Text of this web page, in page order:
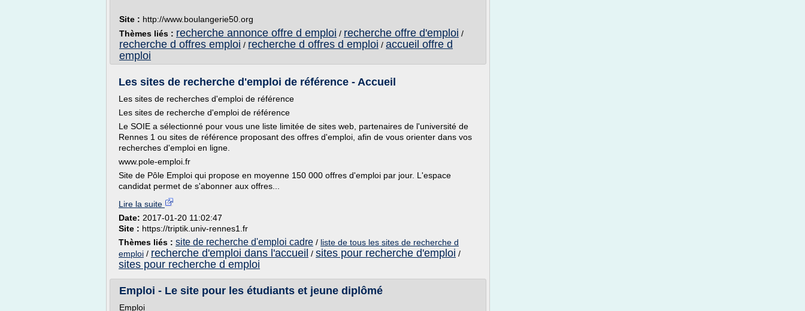
Site : http://www.boulangerie50.org
Thèmes liés : recherche annonce offre d emploi / recherche offre d'emploi /
recherche d offres emploi / recherche d offres d emploi / accueil offre d
emploi
Les sites de recherche d'emploi de référence - Accueil
Les sites de recherches d'emploi de référence
Les sites de recherche d'emploi de référence
Le SOIE a sélectionné pour vous une liste limitée de sites web, partenaires de l'université de
Rennes 1 ou sites de référence proposant des offres d'emploi, afin de vous orienter dans vos
recherches d'emploi en ligne.
www.pole-emploi.fr
Site de Pôle Emploi qui propose en moyenne 150 000 offres d'emploi par jour. L'espace
candidat permet de s'abonner aux offres...
Lire la suite
Date: 2017-01-20 11:02:47
Site : https://triptik.univ-rennes1.fr
Thèmes liés : site de recherche d'emploi cadre / liste de tous les sites de recherche d
emploi / recherche d'emploi dans l'accueil / sites pour recherche d'emploi /
sites pour recherche d emploi
Emploi - Le site pour les étudiants et jeune diplômé
Emploi